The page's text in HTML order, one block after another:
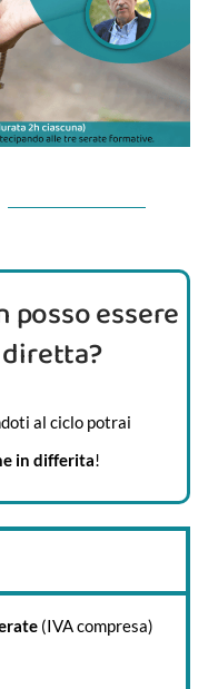
posso essere
al ciclo potrai
in differita!
(IVA compresa)